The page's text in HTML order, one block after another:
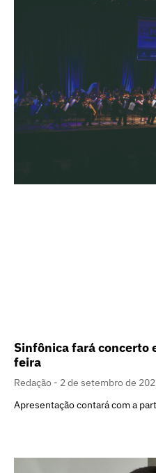
Sinfônica fará concerto
feira
Redação
2 de setembro de
Apresentação contará com a